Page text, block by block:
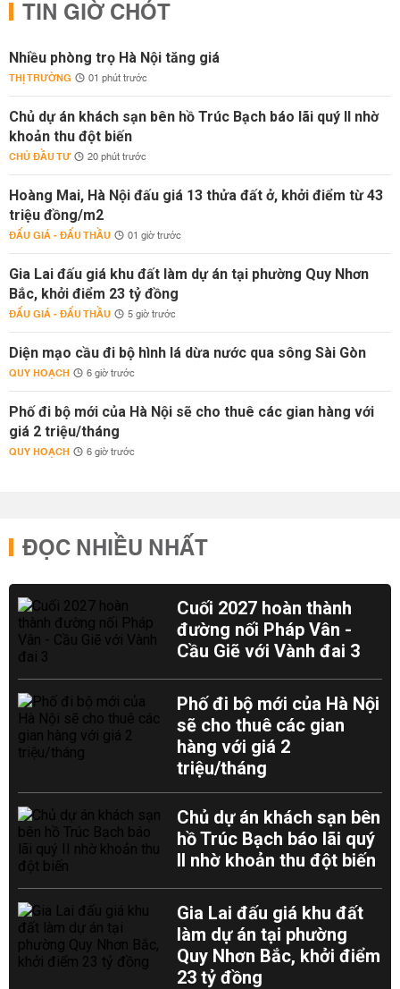
TIN GIỜ CHÓT
Nhiều phòng trọ Hà Nội tăng giá
THỊ TRƯỜNG 01 phút trước
Chủ dự án khách sạn bên hồ Trúc Bạch báo lãi quý II nhờ
khoản thu đột biến
CHỦ ĐẦU TƯ 20 phút trước
Hoàng Mai, Hà Nội đấu giá 13 thửa đất ở, khởi điểm từ 43
triệu đồng/m2
ĐẤU GIÁ - ĐẤU THẦU 01 giờ trước
Gia Lai đấu giá khu đất làm dự án tại phường Quy Nhơn
Bắc, khởi điểm 23 tỷ đồng
ĐẤU GIÁ - ĐẤU THẦU 5 giờ trước
Diện mạo cầu đi bộ hình lá dừa nước qua sông Sài Gòn
QUY HOẠCH 6 giờ trước
Phố đi bộ mới của Hà Nội sẽ cho thuê các gian hàng với
giá 2 triệu/tháng
QUY HOẠCH 6 giờ trước
ĐỌC NHIỀU NHẤT
Cuối 2027 hoàn thành
đường nối Pháp Vân -
Cầu Giẽ với Vành đai 3
Phố đi bộ mới của Hà Nội
sẽ cho thuê các gian
hàng với giá 2
triệu/tháng
Chủ dự án khách sạn bên
hồ Trúc Bạch báo lãi quý
II nhờ khoản thu đột biến
Gia Lai đấu giá khu đất
làm dự án tại phường
Quy Nhơn Bắc, khởi điểm
23 tỷ đồng